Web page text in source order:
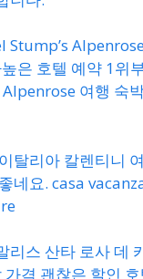
Stump’s
은 호텔 예약 1위
여행 숙
탈리아 칼렌티니
네요. casa
리스 산타 로사 데
가격 괜찮은 할인